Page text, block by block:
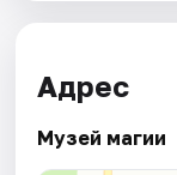
Адрес
Музей магии